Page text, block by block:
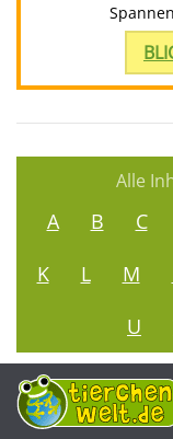
Alle
A B C
K
L M
U